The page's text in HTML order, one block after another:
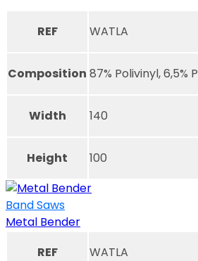
REF WATLA
Composition 87% Polivinyl, 6,5%
Width 140
Height 100
Band Saws
Metal Bender
REF
WATLA